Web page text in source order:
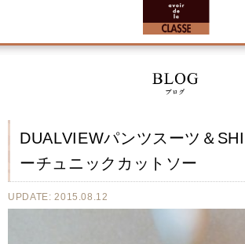
DUALVIEWパンツスーツ＆
ーチュニックカットソー
UPDATE: 2015.08.12